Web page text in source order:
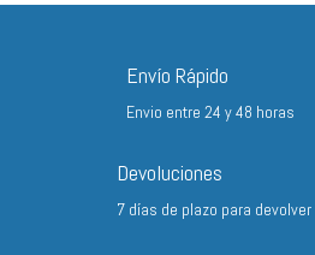
Envío Rápido
Envio entre 24 y 48 horas
Devoluciones
7 días de plazo para devolver